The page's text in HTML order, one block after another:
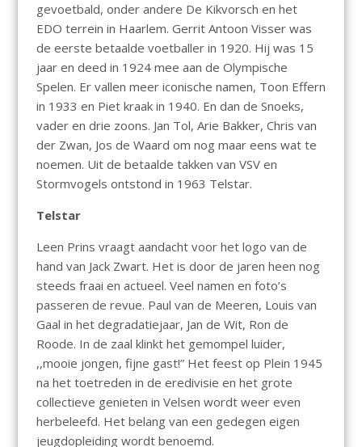
gevoetbald, onder andere De Kikvorsch en het
EDO terrein in Haarlem. Gerrit Antoon Visser was
de eerste betaalde voetballer in 1920. Hij was 15
jaar en deed in 1924 mee aan de Olympische
Spelen. Er vallen meer iconische namen, Toon Effern
in 1933 en Piet kraak in 1940. En dan de Snoeks,
vader en drie zoons. Jan Tol, Arie Bakker, Chris van
der Zwan, Jos de Waard om nog maar eens wat te
noemen. Uit de betaalde takken van VSV en
Stormvogels ontstond in 1963 Telstar.
Telstar
Leen Prins vraagt aandacht voor het logo van de
hand van Jack Zwart. Het is door de jaren heen nog
steeds fraai en actueel. Veel namen en foto’s
passeren de revue. Paul van de Meeren, Louis van
Gaal in het degradatiejaar, Jan de Wit, Ron de
Roode. In de zaal klinkt het gemompel luider,
,,mooie jongen, fijne gast!” Het feest op Plein 1945
na het toetreden in de eredivisie en het grote
collectieve genieten in Velsen wordt weer even
herbeleefd. Het belang van een gedegen eigen
jeugdopleiding wordt benoemd.